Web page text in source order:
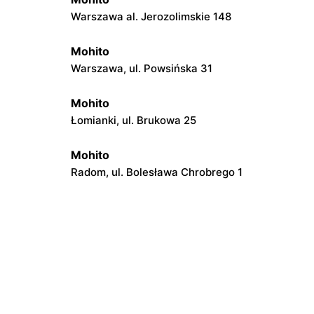
Warszawa al. Jerozolimskie 148
Mohito
Warszawa, ul. Powsińska 31
Mohito
Łomianki, ul. Brukowa 25
Mohito
Radom, ul. Bolesława Chrobrego 1